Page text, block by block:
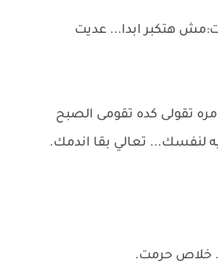
هتكبر ابدا... عديت
55..كل مره تقولى كده تقومى الصبح
لنفسك... تعالي بقا اندمك.
خلاص حرمت.